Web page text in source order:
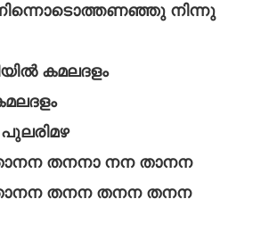
നിന്നു
കമലദളം
തനനാ നന താനന
തനന തനന തനന